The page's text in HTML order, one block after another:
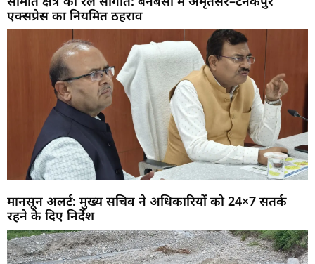
एक्सप्रेस का नियमित ठहराव
मानसून अलर्ट: मुख्य सचिव ने अधिकारियों को 24×7 सतर्क
रहने के दिए निर्देश